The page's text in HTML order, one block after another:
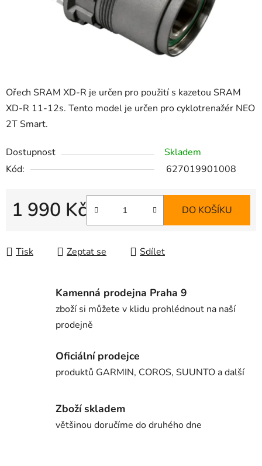
Ořech SRAM XD-R je určen pro použití s kazetou SRAM
XD-R 11-12s. Tento model je určen pro cyklotrenažér NEO
2T Smart.
Dostupnost
Skladem
Kód:
627019901008
1 990 Kč DO KOŠÍKU
Tisk Zeptat se Sdílet
Kamenná prodejna Praha 9
zboží si můžete v klidu prohlédnout na naší
prodejně
Oficiální prodejce
produktů GARMIN, COROS, SUUNTO a další
Zboží skladem
většinou doručíme do druhého dne